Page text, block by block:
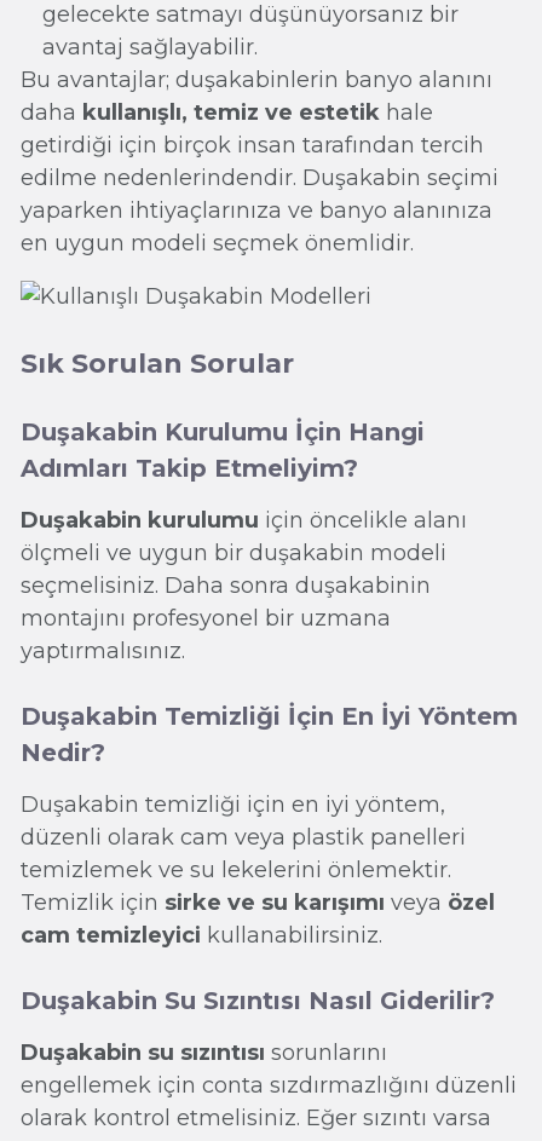
gelecekte satmayı düşünüyorsanız bir
avantaj sağlayabilir.
Bu avantajlar; duşakabinlerin banyo alanını
daha kullanışlı, temiz ve estetik hale
getirdiği için birçok insan tarafından tercih
edilme nedenlerindendir. Duşakabin seçimi
yaparken ihtiyaçlarınıza ve banyo alanınıza
en uygun modeli seçmek önemlidir.
Sık Sorulan Sorular
Duşakabin Kurulumu İçin Hangi
Adımları Takip Etmeliyim?
Duşakabin kurulumu için öncelikle alanı
ölçmeli ve uygun bir duşakabin modeli
seçmelisiniz. Daha sonra duşakabinin
montajını profesyonel bir uzmana
yaptırmalısınız.
Duşakabin Temizliği İçin En İyi Yöntem
Nedir?
Duşakabin temizliği için en iyi yöntem,
düzenli olarak cam veya plastik panelleri
temizlemek ve su lekelerini önlemektir.
Temizlik için sirke ve su karışımı veya özel
cam temizleyici kullanabilirsiniz.
Duşakabin Su Sızıntısı Nasıl Giderilir?
Duşakabin su sızıntısı sorunlarını
engellemek için conta sızdırmazlığını düzenli
olarak kontrol etmelisiniz. Eğer sızıntı varsa